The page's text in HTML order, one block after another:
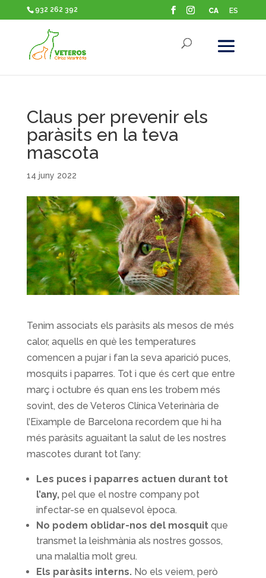
932 262 392 CA ES
Claus per prevenir els
paràsits en la teva
mascota
14 juny 2022
Tenim associats els paràsits als mesos de més
calor, aquells en què les temperatures
comencen a pujar i fan la seva aparició puces,
mosquits i paparres. Tot i que és cert que entre
març i octubre és quan ens les trobem més
sovint, des de Veteros Clínica Veterinària de
l’Eixample de Barcelona recordem que hi ha
més paràsits aguaitant la salut de les nostres
mascotes durant tot l’any:
Les puces i paparres actuen durant tot
l’any,pel que el nostre company pot
infectar-se en qualsevol època.
No podem oblidar-nos del mosquitque
transmet la leishmània als nostres gossos,
una malaltia molt greu.
Els paràsits interns.No els veiem, però